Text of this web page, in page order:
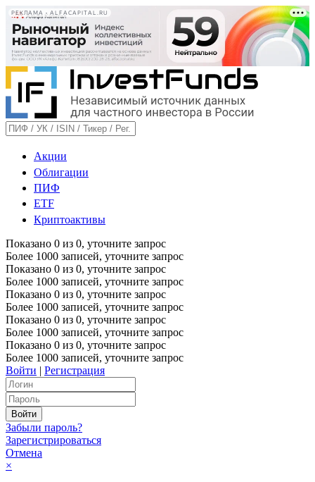
РЕКЛАМА • ALFACAPITAL.RU
Акции
Облигации
ПИФ
ETF
Криптоактивы
Показано 0 из 0, уточните запрос
Более 1000 записей, уточните запрос
Показано 0 из 0, уточните запрос
Более 1000 записей, уточните запрос
Показано 0 из 0, уточните запрос
Более 1000 записей, уточните запрос
Показано 0 из 0, уточните запрос
Более 1000 записей, уточните запрос
Показано 0 из 0, уточните запрос
Более 1000 записей, уточните запрос
Войти | Регистрация
Забыли пароль?
Зарегистрироваться
Отмена
×